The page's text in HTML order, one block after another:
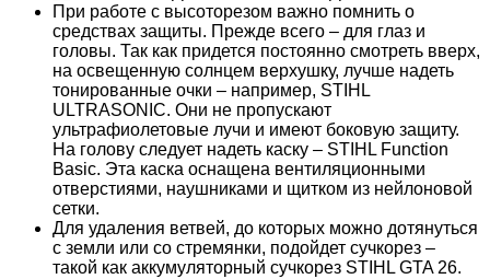
При работе с высоторезом важно помнить о
средствах защиты. Прежде всего – для глаз и
головы. Так как придется постоянно смотреть вверх,
на освещенную солнцем верхушку, лучше надеть
тонированные очки – например, STIHL
ULTRASONIC. Они не пропускают
ультрафиолетовые лучи и имеют боковую защиту.
На голову следует надеть каску – STIHL Function
Basic. Эта каска оснащена вентиляционными
отверстиями, наушниками и щитком из нейлоновой
сетки.
Для удаления ветвей, до которых можно дотянуться
с земли или со стремянки, подойдет сучкорез –
такой как аккумуляторный сучкорез STIHL GTA 26.